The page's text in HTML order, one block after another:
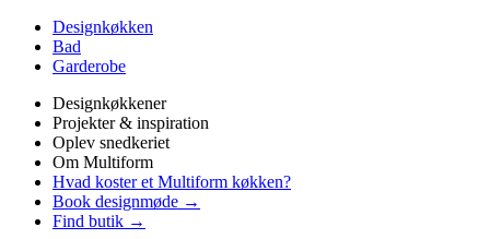
Designkøkken
Bad
Garderobe
Designkøkkener
Projekter & inspiration
Oplev snedkeriet
Om Multiform
Hvad koster et Multiform køkken?
Book designmøde →
Find butik →